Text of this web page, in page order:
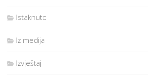
Istaknuto
Iz medija
Izvještaj